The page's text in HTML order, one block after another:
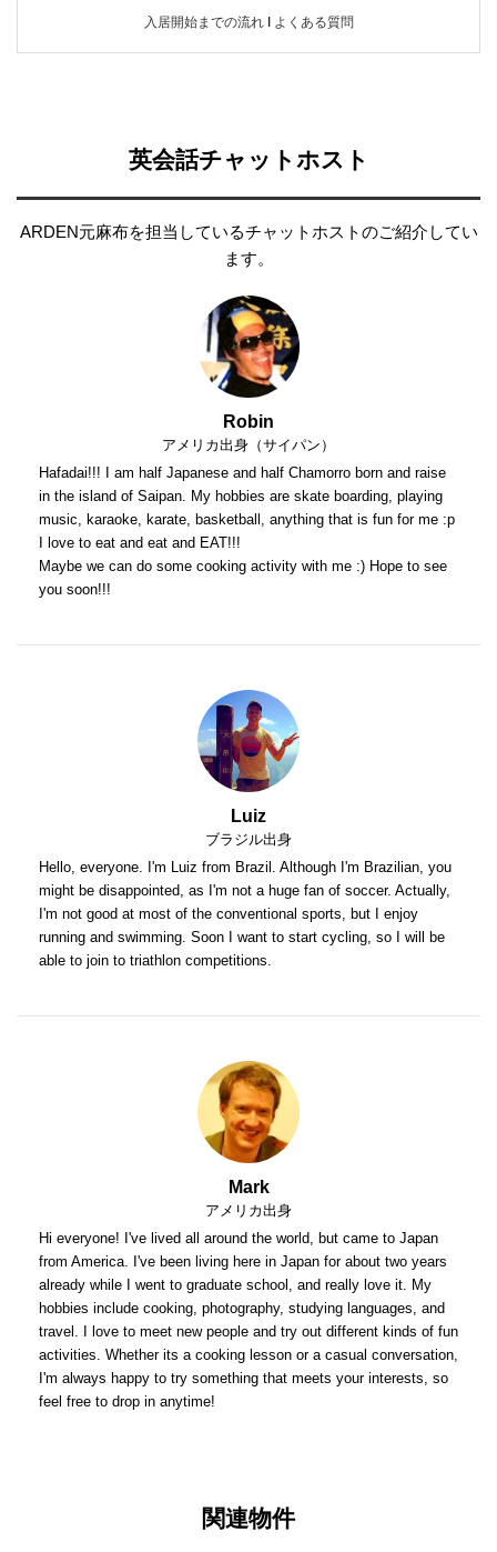
入居開始までの流れΙ よくある質問
英会話チャットホスト
ARDEN元麻布を担当しているチャットホストのご紹介してい
ます。
Robin
アメリカ出身（サイパン）
Hafadai!!! I am half Japanese and half Chamorro born and raise
in the island of Saipan. My hobbies are skate boarding, playing
music, karaoke, karate, basketball, anything that is fun for me :p
I love to eat and eat and EAT!!!
Maybe we can do some cooking activity with me :) Hope to see
you soon!!!
Luiz
ブラジル出身
Hello, everyone. I'm Luiz from Brazil. Although I'm Brazilian, you
might be disappointed, as I'm not a huge fan of soccer. Actually,
I'm not good at most of the conventional sports, but I enjoy
running and swimming. Soon I want to start cycling, so I will be
able to join to triathlon competitions.
Mark
アメリカ出身
Hi everyone! I've lived all around the world, but came to Japan
from America. I've been living here in Japan for about two years
already while I went to graduate school, and really love it. My
hobbies include cooking, photography, studying languages, and
travel. I love to meet new people and try out different kinds of fun
activities. Whether its a cooking lesson or a casual conversation,
I'm always happy to try something that meets your interests, so
feel free to drop in anytime!
関連物件